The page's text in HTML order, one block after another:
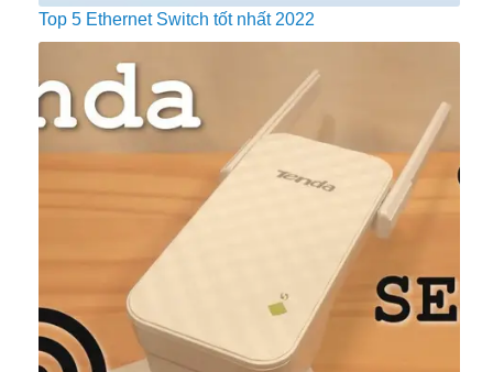
Top 5 Ethernet Switch tốt nhất 2022